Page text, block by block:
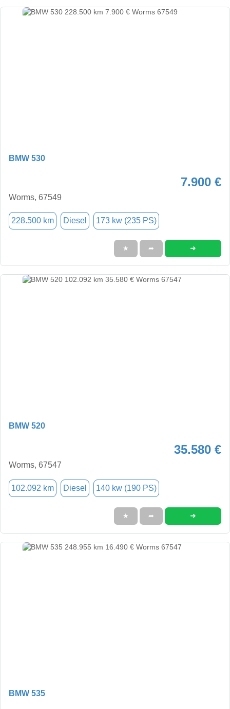
BMW 530
7.900 €
Worms, 67549
228.500 km Diesel 173 kw (235 PS)
★ ➦ ➜
BMW 520
35.580 €
Worms, 67547
102.092 km Diesel 140 kw (190 PS)
★ ➦ ➜
BMW 535